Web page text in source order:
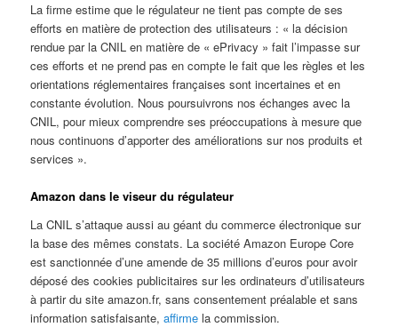
La firme estime que le régulateur ne tient pas compte de ses
efforts en matière de protection des utilisateurs : « la décision
rendue par la CNIL en matière de « ePrivacy » fait l’impasse sur
ces efforts et ne prend pas en compte le fait que les règles et les
orientations réglementaires françaises sont incertaines et en
constante évolution. Nous poursuivrons nos échanges avec la
CNIL, pour mieux comprendre ses préoccupations à mesure que
nous continuons d’apporter des améliorations sur nos produits et
services ».
Amazon dans le viseur du régulateur
La CNIL s’attaque aussi au géant du commerce électronique sur
la base des mêmes constats. La société Amazon Europe Core
est sanctionnée d’une amende de 35 millions d’euros pour avoir
déposé des cookies publicitaires sur les ordinateurs d’utilisateurs
à partir du site amazon.fr, sans consentement préalable et sans
information satisfaisante,affirme la commission.